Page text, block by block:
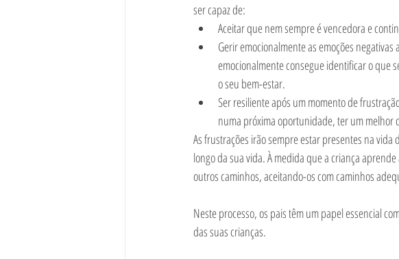
ser capaz de:
Aceitar que nem sempre é vencedora e
Gerir emocionalmente as emoções
emocionalmente consegue identificar o que
o seu bem-estar.
Ser resiliente após um momento de
numa próxima oportunidade, ter um
As frustrações irão sempre estar presentes na
longo da sua vida. À medida que a criança
outros caminhos, aceitando-os com caminhos
Neste processo, os pais têm um papel essencial
das suas crianças.